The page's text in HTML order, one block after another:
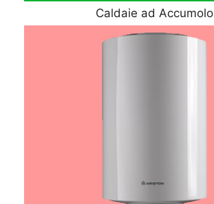
Caldaie ad Accumolo